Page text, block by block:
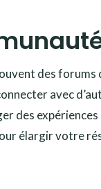
des forums
avec
des
élargir votre